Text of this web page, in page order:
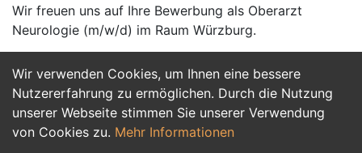
Wir verwenden Cookies, um Ihnen eine bessere
Nutzererfahrung zu ermöglichen. Durch die Nutzung
unserer Webseite stimmen Sie unserer Verwendung
von Cookies zu. Mehr Informationen
Wir freuen uns auf Ihre Bewerbung als Oberarzt
Neurologie (m/w/d) im Raum Würzburg.
Jetzt Bewerben